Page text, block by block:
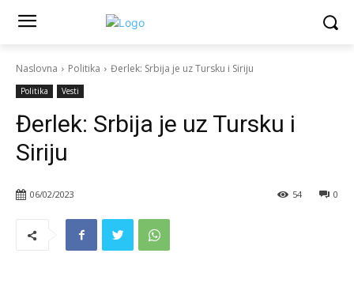
Naslovna Politika Đerlek: Srbija je uz Tursku i Siriju
Politika Vesti
Đerlek: Srbija je uz Tursku i
Siriju
06/02/2023 0
54